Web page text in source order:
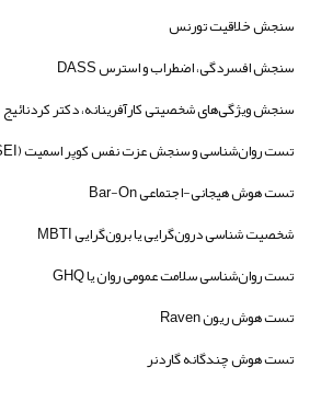
سنجش خلاقیت تورنس
سنجش افسردگی، اضطراب و استرس DASS
سنجش ویژگی‌های شخصیتی کارآفرینانه، دکتر کردنائیج
تست روان‌شناسی و سنجش عزت نفس کوپر اسمیت (CSEI)
تست هوش هیجانی-اجتماعی Bar-On
شخصیت شناسی درون‌گرایی یا برون‌گرایی MBTI
تست روان‌شناسی سلامت عمومی روان یا GHQ
تست هوش ریون Raven
تست هوش چندگانه گاردنر